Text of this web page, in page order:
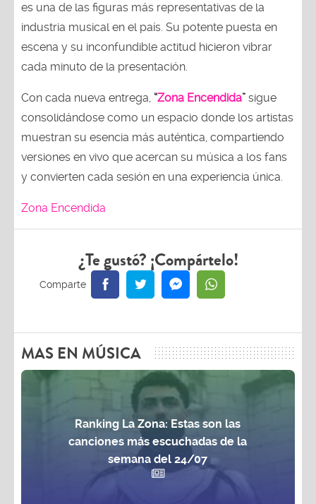
es una de las figuras más representativas de la
industria musical en el país. Su potente puesta en
escena y su inconfundible actitud hicieron vibrar
cada minuto de la presentación.
Con cada nueva entrega, “Zona Encendida” sigue
consolidándose como un espacio donde los artistas
muestran su esencia más auténtica, compartiendo
versiones en vivo que acercan su música a los fans
y convierten cada sesión en una experiencia única.
Zona Encendida
¿Te gustó? ¡Compártelo!
MAS EN MÚSICA
Ranking La Zona: Estas son las
canciones más escuchadas de la
semana del 24/07